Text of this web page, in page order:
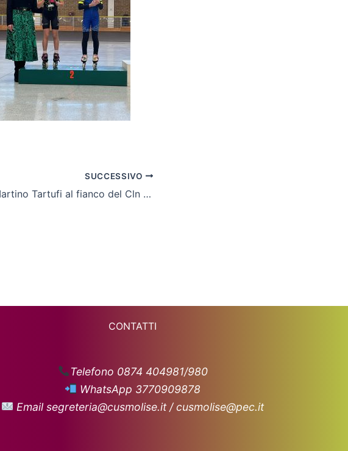
SUCCESSIVO
Martino Tartufi al fianco del Cln Cus Molise
CONTATTI
Telefono 0874 404981/980
WhatsApp 3770909878
Email segreteria@cusmolise.it / cusmolise@pec.it